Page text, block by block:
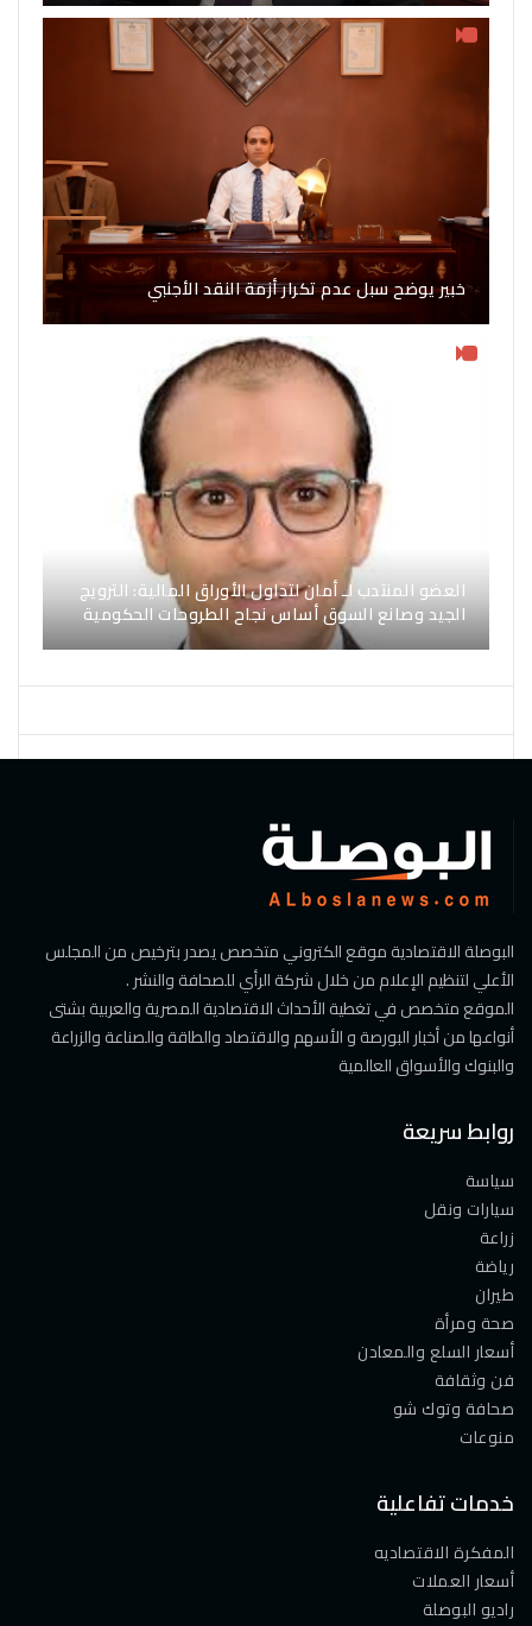
خبير يوضح سبل عدم تكرار أزمة النقد الأجنبي
العضو المنتدب لـ أمان لتداول الأوراق المالية: الترويج
الجيد وصانع السوق أساس نجاح الطروحات الحكومية
البوصلة الاقتصادية موقع الكتروني متخصص يصدر بترخيص من المجلس
الأعلي لتنظيم الإعلام من خلال شركة الرأي للصحافة والنشر .
الموقع متخصص في تغطية الأحداث الاقتصادية المصرية والعربية بشتى
أنواعها من أخبار البورصة و الأسهم والاقتصاد والطاقة والصناعة والزراعة
والبنوك والأسواق العالمية
روابط سريعة
سياسة
سيارات ونقل
زراعة
رياضة
طيران
صحة ومرأة
أسعار السلع والمعادن
فن وثقافة
صحافة وتوك شو
منوعات
خدمات تفاعلية
المفكرة الاقتصاديه
أسعار العملات
راديو البوصلة